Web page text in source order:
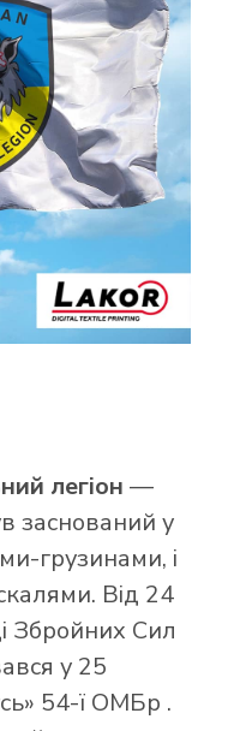
легіон —
заснований у
грузинами, і
Від 24
Збройних Сил
у 25
54-ї ОМБр .